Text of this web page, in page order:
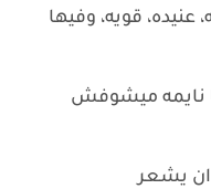
قويه، وفيها
نايمه ميشوفش
ان يشعر